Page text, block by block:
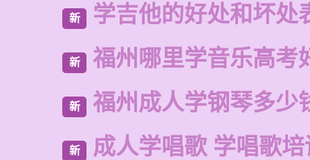
新 学吉他的好处和坏处
新 福州哪里学音乐高考
新 福州成人学钢琴多少
新 成人学唱歌 学唱歌